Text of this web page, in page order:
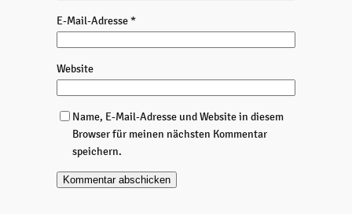
E-Mail-Adresse*
Website
Name, E-Mail-Adresse und Website in diesem
Browser für meinen nächsten Kommentar
speichern.